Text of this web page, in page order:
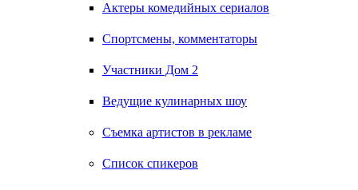
Актеры комедийных сериалов
Спортсмены, комментаторы
Участники Дом 2
Ведущие кулинарных шоу
Съемка артистов в рекламе
Список спикеров